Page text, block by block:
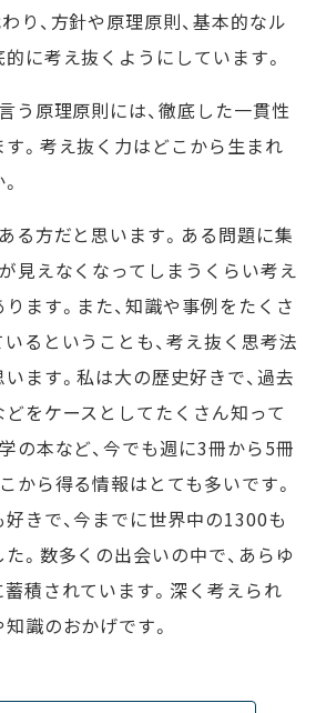
り、方針や原理原則、基本的なル
に考え抜くようにしています。
う原理原則には、徹底した一貫性
。考え抜く力はどこから生まれ
る方だと思います。ある問題に集
見えなくなってしまうくらい考え
ます。また、知識や事例をたくさ
るということも、考え抜く思考法
ます。私は大の歴史好きで、過去
をケースとしてたくさん知って
の本など、今でも週に3冊から5冊
から得る情報はとても多いです。
きで、今までに世界中の1300も
。数多くの出会いの中で、あらゆ
積されています。深く考えられ
識のおかげです。